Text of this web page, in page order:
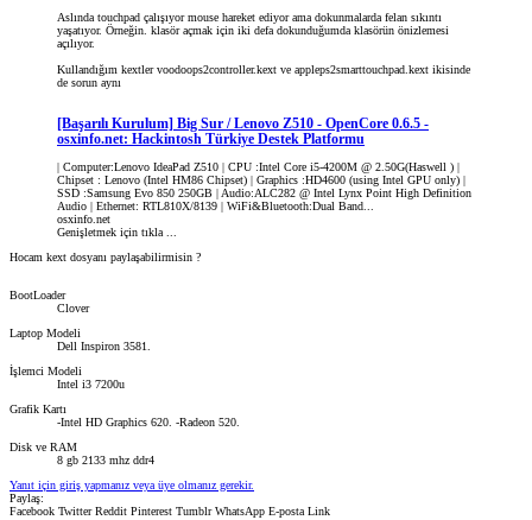
Aslında touchpad çalışıyor mouse hareket ediyor ama dokunmalarda felan sıkıntı
yaşatıyor. Örneğin. klasör açmak için iki defa dokunduğumda klasörün önizlemesi
açılıyor.
Kullandığım kextler voodoops2controller.kext ve appleps2smarttouchpad.kext ikisinde
de sorun aynı
[Başarılı Kurulum] Big Sur / Lenovo Z510 - OpenCore 0.6.5 -
osxinfo.net: Hackintosh Türkiye Destek Platformu
| Computer:Lenovo IdeaPad Z510 | CPU :Intel Core i5-4200M @ 2.50G(Haswell ) |
Chipset : Lenovo (Intel HM86 Chipset) | Graphics :HD4600 (using Intel GPU only) |
SSD :Samsung Evo 850 250GB | Audio:ALC282 @ Intel Lynx Point High Definition
Audio | Ethernet: RTL810X/8139 | WiFi&Bluetooth:Dual Band...
osxinfo.net
Genişletmek için tıkla ...
Hocam kext dosyanı paylaşabilirmisin ?
BootLoader
Clover
Laptop Modeli
Dell Inspiron 3581.
İşlemci Modeli
Intel i3 7200u
Grafik Kartı
-Intel HD Graphics 620. -Radeon 520.
Disk ve RAM
8 gb 2133 mhz ddr4
Yanıt için giriş yapmanız veya üye olmanız gerekir.
Paylaş:
Facebook Twitter Reddit Pinterest Tumblr WhatsApp E-posta Link